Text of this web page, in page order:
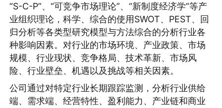
“S-C-P”、“可竞争市场理论”、“新制度经济学”等产
业组织理论，科学、综合的使用SWOT、PEST、回
归分析等各类型研究模型与方法综合的分析行业各
种影响因素。对行业的市场环境、产业政策、市场
规模、行业现状、竞争格局、技术革新、市场风
险、行业壁垒、机遇以及挑战等相关因素。
公司通过对特定行业长期跟踪监测，分析行业供给
端、需求端、经营特性、盈利能力、产业链和商业